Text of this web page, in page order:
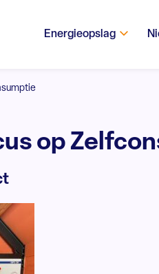
Energieopslag
op